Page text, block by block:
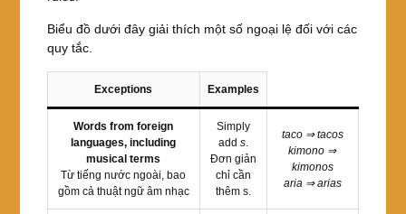
Biểu đồ dưới đây giải thích một số ngoại lệ đối với các
quy tắc.
Exceptions Examples
Words from foreign
languages, including
musical terms
Từ tiếng nước ngoài, bao
gồm cả thuật ngữ âm nhạc
Simply
add s.
Đơn giản
chỉ cần
thêm s.
taco ⇒ tacos
kimono ⇒
kimonos
aria ⇒ arias